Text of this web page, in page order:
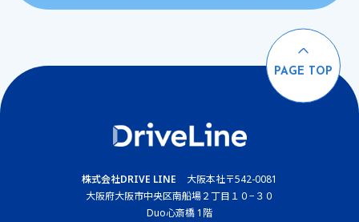
PAGE TOP
株式会社DRIVE LINE 大阪本社〒542-0081
大阪府大阪市中央区南船場２丁目１０−３０
Duo心斎橋 1階